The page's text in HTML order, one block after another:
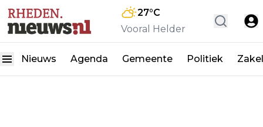
27°C
Vooral Helder
Nieuws Agenda Gemeente Politiek